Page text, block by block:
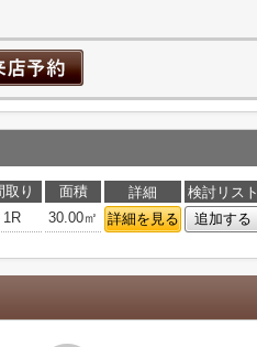
取り 面積 詳細
検討リスト
1R
30.00㎡ 詳細を見る 追加する